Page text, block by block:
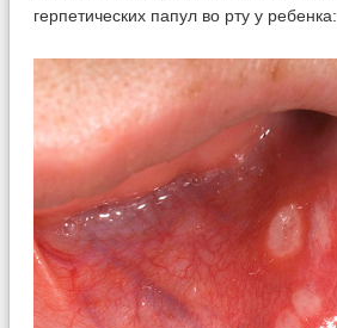
герпетических папул во рту у ребенка: